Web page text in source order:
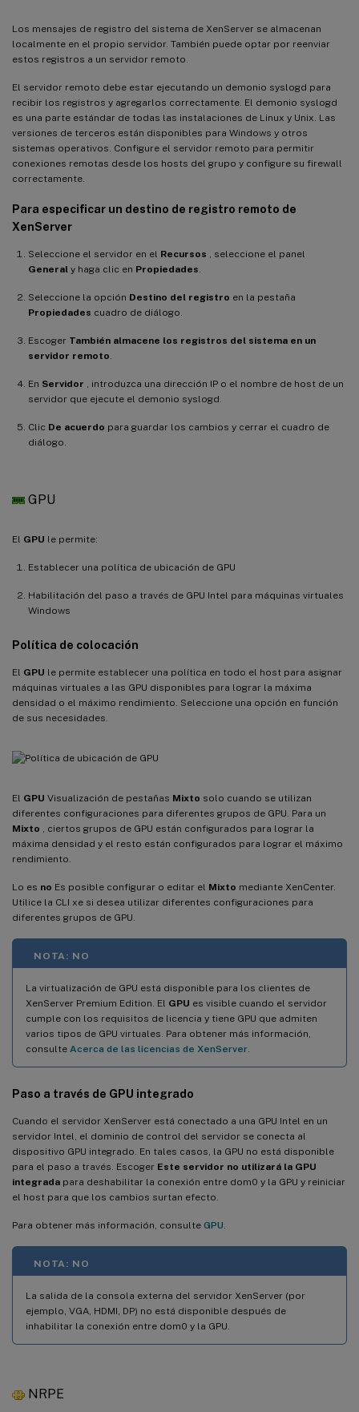
Los mensajes de registro del sistema de XenServer se almacenan
localmente en el propio servidor. También puede optar por reenviar
estos registros a un servidor remoto.
El servidor remoto debe estar ejecutando un demonio syslogd para
recibir los registros y agregarlos correctamente. El demonio syslogd
es una parte estándar de todas las instalaciones de Linux y Unix. Las
versiones de terceros están disponibles para Windows y otros
sistemas operativos. Configure el servidor remoto para permitir
conexiones remotas desde los hosts del grupo y configure su firewall
correctamente.
Para especificar un destino de registro remoto de
XenServer
Seleccione el servidor en el Recursos , seleccione el panel
General y haga clic en Propiedades
Seleccione la opción Destino del registro en la pestaña
Propiedades cuadro de diálogo.
Escoger También almacene los registros del sistema en un
servidor remoto
En Servidor , introduzca una dirección IP o el nombre de host de un
servidor que ejecute el demonio syslogd.
Clic De acuerdo para guardar los cambios y cerrar el cuadro de
diálogo.
GPU
El GPU le permite:
Establecer una política de ubicación de GPU
Habilitación del paso a través de GPU Intel para máquinas virtuales
Windows
Política de colocación
El GPU le permite establecer una política en todo el host para asignar
máquinas virtuales a las GPU disponibles para lograr la máxima
densidad o el máximo rendimiento. Seleccione una opción en función
de sus necesidades.
El GPU Visualización de pestañas Mixto solo cuando se utilizan
diferentes configuraciones para diferentes grupos de GPU. Para un
Mixto , ciertos grupos de GPU están configurados para lograr la
máxima densidad y el resto están configurados para lograr el máximo
rendimiento.
Lo es no Es posible configurar o editar el Mixto mediante XenCenter.
Utilice la CLI xe si desea utilizar diferentes configuraciones para
diferentes grupos de GPU.
NOTA: NO
La virtualización de GPU está disponible para los clientes de
XenServer Premium Edition. El GPU es visible cuando el servidor
cumple con los requisitos de licencia y tiene GPU que admiten
varios tipos de GPU virtuales. Para obtener más información,
consulte Acerca de las licencias de XenServer
Paso a través de GPU integrado
Cuando el servidor XenServer está conectado a una GPU Intel en un
servidor Intel, el dominio de control del servidor se conecta al
dispositivo GPU integrado. En tales casos, la GPU no está disponible
para el paso a través. Escoger Este servidor no utilizará la GPU
integrada para deshabilitar la conexión entre dom0 y la GPU y reiniciar
el host para que los cambios surtan efecto.
Para obtener más información, consulte GPU
NOTA: NO
La salida de la consola externa del servidor XenServer (por
ejemplo, VGA, HDMI, DP) no está disponible después de
inhabilitar la conexión entre dom0 y la GPU.
NRPE